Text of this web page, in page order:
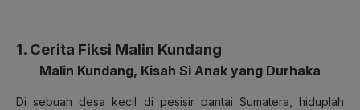
1. Cerita Fiksi Malin Kundang
Malin Kundang, Kisah Si Anak yang Durhaka
Di sebuah desa kecil di pesisir pantai Sumatera, hiduplah